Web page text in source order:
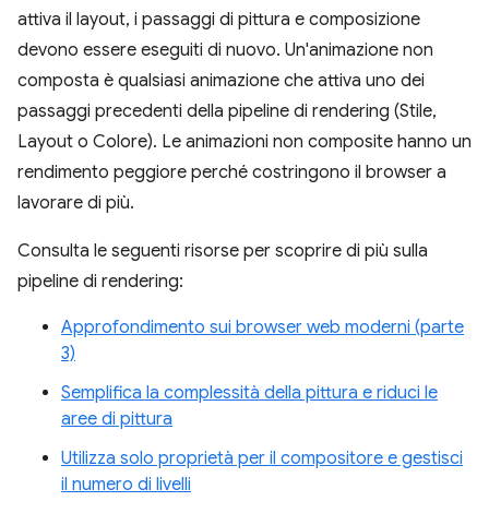
attiva il layout, i passaggi di pittura e composizione
devono essere eseguiti di nuovo. Un'animazione non
composta è qualsiasi animazione che attiva uno dei
passaggi precedenti della pipeline di rendering (Stile,
Layout o Colore). Le animazioni non composite hanno un
rendimento peggiore perché costringono il browser a
lavorare di più.
Consulta le seguenti risorse per scoprire di più sulla
pipeline di rendering:
Approfondimento sui browser web moderni (parte
3)
Semplifica la complessità della pittura e riduci le
aree di pittura
Utilizza solo proprietà per il compositore e gestisci
il numero di livelli